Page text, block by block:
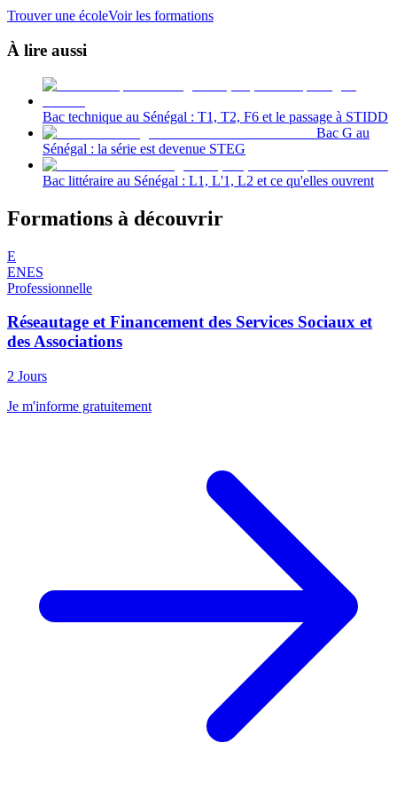
Trouver une écoleVoir les formations
À lire aussi
Bac technique au Sénégal : T1, T2, F6 et le passage à STIDD
Bac G au
Sénégal : la série est devenue STEG
Bac littéraire au Sénégal : L1, L'1, L2 et ce qu'elles ouvrent
Formations à découvrir
E
ENES
Professionnelle
Réseautage et Financement des Services Sociaux et
des Associations
2 Jours
Je m'informe gratuitement